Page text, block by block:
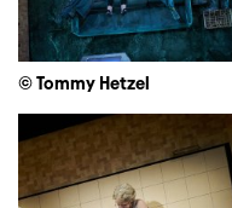
© Tommy Hetzel